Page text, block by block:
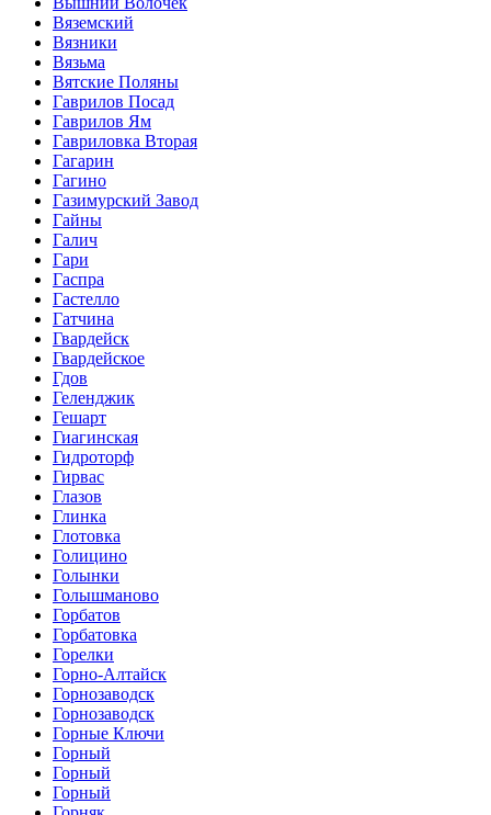
Вяземский
Вязники
Вязьма
Вятские Поляны
Гаврилов Посад
Гаврилов Ям
Гавриловка Вторая
Гагарин
Гагино
Газимурский Завод
Гайны
Галич
Гари
Гаспра
Гастелло
Гатчина
Гвардейск
Гвардейское
Гдов
Геленджик
Гешарт
Гиагинская
Гидроторф
Гирвас
Глазов
Глинка
Глотовка
Голицино
Голынки
Голышманово
Горбатов
Горбатовка
Горелки
Горно-Алтайск
Горнозаводск
Горнозаводск
Горные Ключи
Горный
Горный
Горный